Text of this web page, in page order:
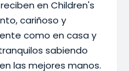
en Children's
cariñoso y
como en casa y
sabiendo
las mejores manos.